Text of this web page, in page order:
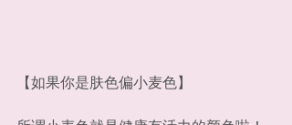
【如果你是肤色偏小麦色】